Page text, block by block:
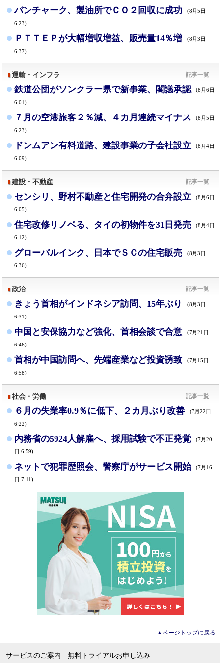
バンチャーク、製油所でＣＯ２回収に成功 (8月5日
6:23)
ＰＴＴＥＰが大幅増収増益、販売量14％増 (8月3日
6:37)
運輸・インフラ 記事一覧
鉄道公団がソンクラー県で新事業、閣議承認 (8月6日
6:01)
７月の空港旅客２％減、４カ月連続マイナス (8月5日
6:23)
ドンムアン有料道路、建設事業の子会社設立 (8月4日
6:09)
建設・不動産 記事一覧
センシリ、野村不動産と住宅開発の合弁設立 (8月6日
6:05)
住宅改修リノベる、タイの初物件を31日発売 (8月4日
6:12)
グローバルインク、日本でＳＣの住宅販売 (8月3日
6:36)
政治 記事一覧
きょう首相がインドネシア訪問、15年ぶり (8月3日
6:31)
中国と安保協力など強化、首相会談で合意 (7月21日
6:46)
首相が中国訪問へ、先端産業など投資誘致 (7月15日
6:58)
社会・労働 記事一覧
６月の失業率0.9％に低下、２カ月ぶり改善 (7月22日
6:22)
内務省の5924人解雇へ、採用試験で不正発覚
(7月20
日 6:59)
ネットで犯罪歴照会、警察庁がサービス開始
(7月16
日 7:11)
▲ページトップに戻る
サービスのご案内 無料トライアルお申し込み